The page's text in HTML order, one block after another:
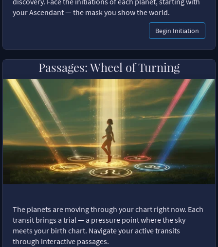
your Ascendant — the mask you show the world.
Begin Initiation
Passages: Wheel of Turning
The planets are moving through your chart right now. Each
transit brings a trial — a pressure point where the sky
meets your birth chart. Navigate your active transits
through interactive passages.